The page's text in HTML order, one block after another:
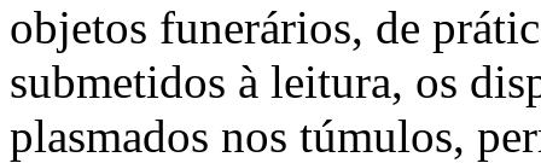
objetos funerários, de
submetidos à leitura, os
plasmados nos túmulos,